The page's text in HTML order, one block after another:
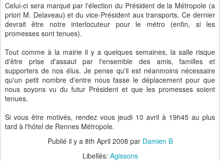
Celui-ci sera marqué par l'élection du Président de la Métropole (a
priori M. Delaveau) et du vice-Président aux transports. Ce dernier
devrait être notre interlocuteur pour le métro (enfin, si les
promesses sont tenues).
Tout comme à la mairie il y a quelques semaines, la salle risque
d'être prise d'assaut par l'ensemble des amis, familles et
supporters de nos élus. Je pense qu'il est néanmoins nécessaire
qu'un petit nombre d'entre nous fasse le déplacement pour que
nous soyons vu du futur Président et que les promesses soient
tenues.
Si vous être motivés, rendez vous jeudi 10 avril à 19h45 au plus
tard à l'hôtel de Rennes Métropole.
Publié il y a 8th April 2008 par Damien B
Libellés: Agissons